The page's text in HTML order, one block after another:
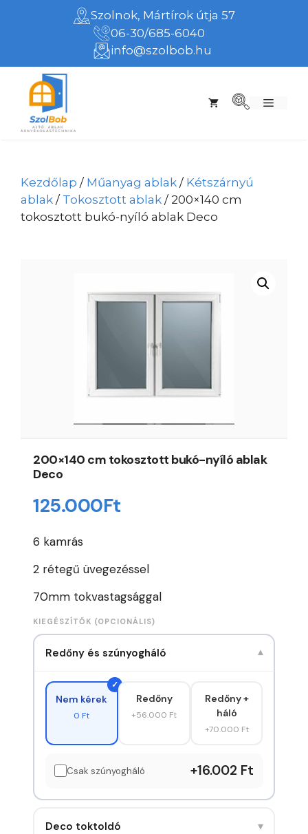
Szolnok, Mártírok útja 57
06-30/685-6040
info@szolbob.hu
Menü
Kezdőlap / Műanyag ablak / Kétszárnyú
ablak / Tokosztott ablak / 200×140 cm
tokosztott bukó-nyíló ablak Deco
200×140 cm tokosztott bukó-nyíló ablak
Deco
125.000Ft
6 kamrás
2 rétegű üvegezéssel
70mm tokvastagsággal
KIEGÉSZÍTŐK (OPCIONÁLIS)
Redőny és szúnyogháló ▾
Nem kérek
0 Ft
Redőny
+56.000 Ft
Redőny +
háló
+70.000 Ft
Csak szúnyogháló +16.002 Ft
Deco toktoldó ▾